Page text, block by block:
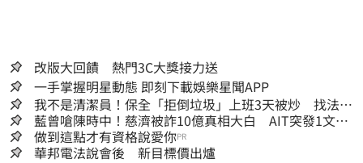
改版大回饋 熱門3C大獎接力送
一手掌握明星動態 即刻下載娛樂星聞APP
我不是清潔員！保全「拒倒垃圾」上班3天被炒 找法院
討公道結果出爐
藍曾嗆陳時中！慈濟被詐10億真相大白 AIT突發1文酸
爆…他笑：真的很會
做到這點才有資格說愛你PR
華邦電法說會後 新目標價出爐